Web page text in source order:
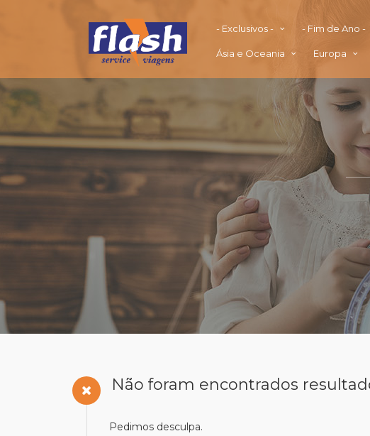
- Exclusivos - - Fim de Ano -
Ásia e Oceania Europa
Não foram encontrados
Pedimos desculpa.